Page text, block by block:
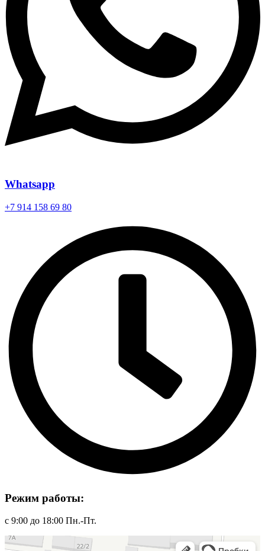
Whatsapp
+7 914 158 69 80
Режим работы:
с 9:00 до 18:00 Пн.-Пт.